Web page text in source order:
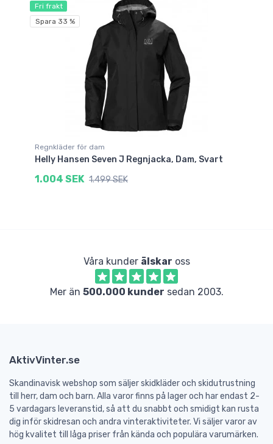
Fri frakt
Spara 33 %
Regnkläder för dam
Helly Hansen Seven J Regnjacka, Dam, Svart
1.004 SEK 1.499 SEK
Våra kunder älskar oss
Mer än 500.000 kunder sedan 2003.
AktivVinter.se
Skandinavisk webshop som säljer skidkläder och skidutrustning
till herr, dam och barn. Alla varor finns på lager och har endast 2-
5 vardagars leveranstid, så att du snabbt och smidigt kan rusta
dig inför skidresan och andra vinteraktiviteter. Vi säljer varor av
hög kvalitet till låga priser från kända och populära varumärken.